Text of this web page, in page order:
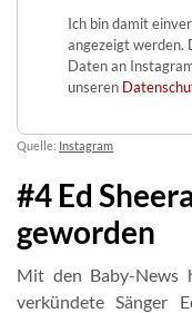
Ich bin damit
angezeigt werden.
Daten an
unseren
Quelle: Instagram
#4 Ed
geworden
Mit den Baby-News
verkündete Sänger